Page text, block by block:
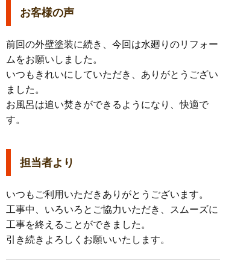
お客様の声
前回の外壁塗装に続き、今回は水廻りのリフォー
ムをお願いしました。
いつもきれいにしていただき、ありがとうござい
ました。
お風呂は追い焚きができるようになり、快適で
す。
担当者より
いつもご利用いただきありがとうございます。
工事中、いろいろとご協力いただき、スムーズに
工事を終えることができました。
引き続きよろしくお願いいたします。